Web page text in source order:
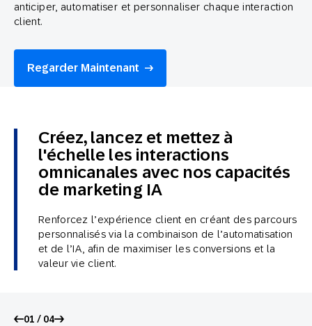
anticiper, automatiser et personnaliser chaque interaction
client.
Regarder Maintenant
Créez, lancez et mettez à
l'échelle les interactions
omnicanales avec nos capacités
de marketing IA
Renforcez l’expérience client en créant des parcours
personnalisés via la combinaison de l’automatisation
et de l’IA, afin de maximiser les conversions et la
valeur vie client.
01 / 04